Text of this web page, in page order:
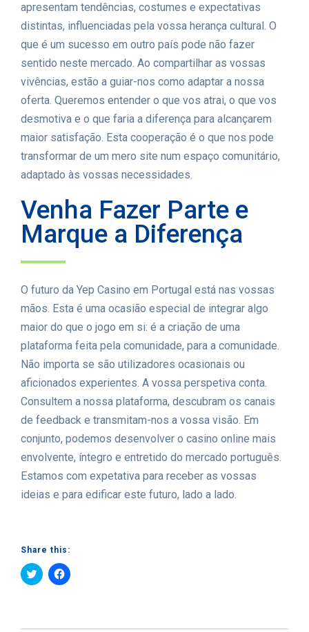
apresentam tendências, costumes e expectativas
distintas, influenciadas pela vossa herança cultural. O
que é um sucesso em outro país pode não fazer
sentido neste mercado. Ao compartilhar as vossas
vivências, estão a guiar-nos como adaptar a nossa
oferta. Queremos entender o que vos atrai, o que vos
desmotiva e o que faria a diferença para alcançarem
maior satisfação. Esta cooperação é o que nos pode
transformar de um mero site num espaço comunitário,
adaptado às vossas necessidades.
Venha Fazer Parte e
Marque a Diferença
O futuro da Yep Casino em Portugal está nas vossas
mãos. Esta é uma ocasião especial de integrar algo
maior do que o jogo em si: é a criação de uma
plataforma feita pela comunidade, para a comunidade.
Não importa se são utilizadores ocasionais ou
aficionados experientes. A vossa perspetiva conta.
Consultem a nossa plataforma, descubram os canais
de feedback e transmitam-nos a vossa visão. Em
conjunto, podemos desenvolver o casino online mais
envolvente, íntegro e entretido do mercado português.
Estamos com expetativa para receber as vossas
ideias e para edificar este futuro, lado a lado.
Share this:
Click
to
in
Click
to
in